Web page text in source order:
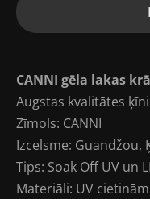
CANNI gēla lakas
Augstas kvalitātes
Zīmols: CANNI
Izcelsme: Guandžou,
Tips: Soak Off UV un
Materiāli: UV